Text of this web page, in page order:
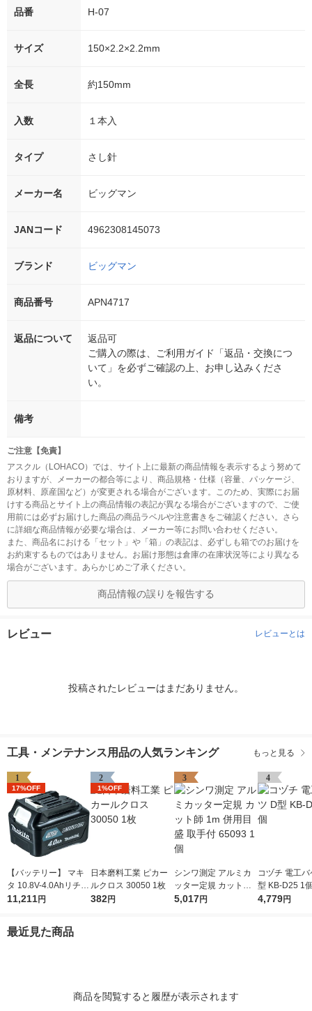
品番 H-07
サイズ 150×2.2×2.2mm
全長 約150mm
入数 １本入
タイプ さし針
メーカー名 ビッグマン
JANコード 4962308145073
ブランド ビッグマン
商品番号 APN4717
返品について
返品可
ご購入の際は、ご利用ガイド「返品・交換につ
いて」を必ずご確認の上、お申し込みくださ
い。
備考
ご注意【免責】
アスクル（LOHACO）では、サイト上に最新の商品情報を表示するよう努めて
おりますが、メーカーの都合等により、商品規格・仕様（容量、パッケージ、
原材料、原産国など）が変更される場合がございます。このため、実際にお届
けする商品とサイト上の商品情報の表記が異なる場合がございますので、ご使
用前には必ずお届けした商品の商品ラベルや注意書きをご確認ください。さら
に詳細な商品情報が必要な場合は、メーカー等にお問い合わせください。
また、商品名における「セット」や「箱」の表記は、必ずしも箱でのお届けを
お約束するものではありません。お届け形態は倉庫の在庫状況等により異なる
場合がございます。あらかじめご了承ください。
商品情報の誤りを報告する
レビュー レビューとは
投稿されたレビューはまだありません。
工具・メンテナンス用品の人気ランキング もっと見る
1
17%OFF
【バッテリー】 マキ
タ 10.8V-4.0Ahリチウ
ムイオンバッテリ A-5
11,211円
2
1%OFF
日本磨料工業 ピカー
ルクロス 30050 1枚
382円
3
シンワ測定 アルミカ
ッター定規 カット師
1m 併用目盛 取手付 6
5,017円
4
コヅチ 電工
型 KB-D25 1
4,779円
最近見た商品
商品を閲覧すると履歴が表示されます